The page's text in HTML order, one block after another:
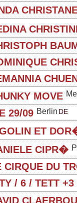
MOVE
29/09 Berlin DE
ET
CIPR�
CIRQUE DU
/ 6 / TETT +3